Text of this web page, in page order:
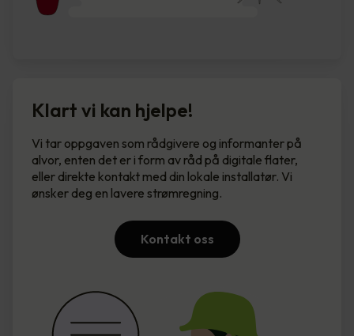
Klart vi kan hjelpe!
Vi tar oppgaven som rådgivere og informanter på
alvor, enten det er i form av råd på digitale flater,
eller direkte kontakt med din lokale installatør. Vi
ønsker deg en lavere strømregning.
Kontakt oss